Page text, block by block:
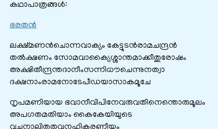
കഥാപാത്രങ്ങൾ:
ഭരതൻ
ലക്ഷ്മണന്‍ചൊന്നവാക്യം കേട്ടുടന്‍രാമചന്ദ്രന്‍
തല്‍ക്ഷണം സോമവാക്യൈശ്ശാന്തമാക്കീതുരോഷം
അക്ഷിതീന്ദ്രന്തദാനീംസന്നിധൗചെന്നുനത്വാ
ദക്ഷനാംരാമനോടേപീഡയാസാകമൂചേ
നൃപമണിയായ ഭവാനീവിപിനേവരുവതിനെന്തൊരുമൂലം
അപഗതമതിയാം കൈകേയിയുടെ